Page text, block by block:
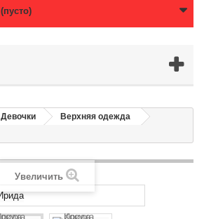
(пусто)
Девочки
Верхняя одежда
Увеличить